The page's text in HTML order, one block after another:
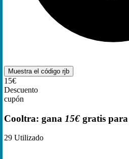
Muestra el código rjb
15€
Descuento
cupón
Cooltra: gana 15€ gratis
29 Utilizado